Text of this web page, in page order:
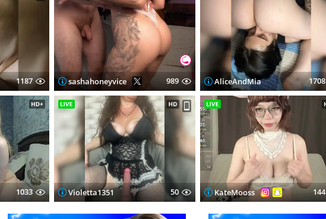
1187 sashahoneyvice 989 AliceAndMia 1708
1033 Violetta1351 50 KateMooss 144